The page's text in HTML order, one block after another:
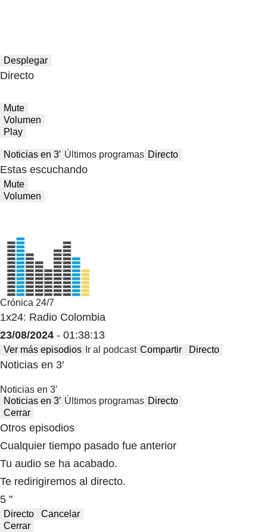
Desplegar
Directo
Mute
Volumen
Play
Noticias en 3′ Últimos programas Directo
Estas escuchando
Mute
Volumen
Crónica 24/7
1x24: Radio Colombia
23/08/2024 - 01:38:13
Ver más episodios Ir al podcast Compartir Directo
Noticias en 3′
Noticias en 3′
Noticias en 3′ Últimos programas Directo
Cerrar
Otros episodios
Cualquier tiempo pasado fue anterior
Tu audio se ha acabado.
Te redirigiremos al directo.
5 "
Directo
Cancelar
Cerrar